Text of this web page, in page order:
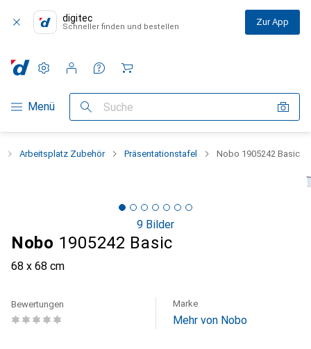
digitec
Schneller finden und bestellen Zur App
Navigation nach Kategorien
Menü Suche
Einstellungen
Kundenkonto
Vergleichslisten
Merklisten
Warenkorb
Arbeitsplatz Zubehör Präsentationstafel Nobo 1905242 Basic
9 Bilder
Nobo 1905242 Basic
68 x 68 cm
Bewertungen Marke
Mehr von Nobo